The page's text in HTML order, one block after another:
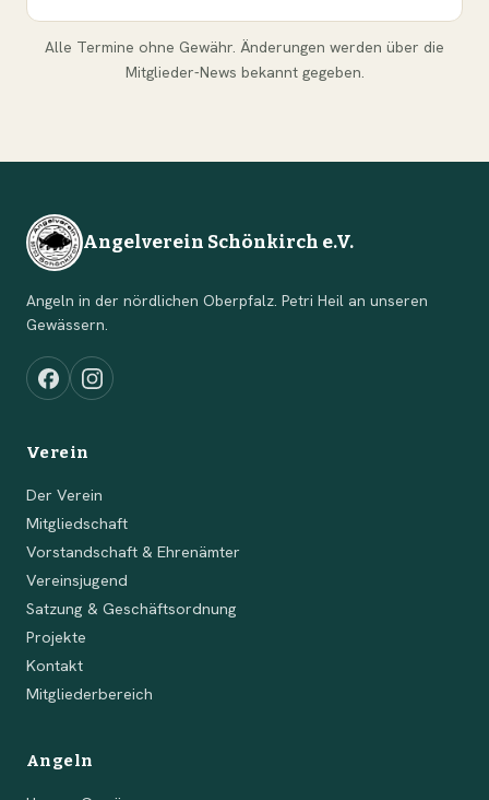
Alle Termine ohne Gewähr. Änderungen werden über die
Mitglieder-News bekannt gegeben.
Angelverein Schönkirch e.V.
Angeln in der nördlichen Oberpfalz. Petri Heil an unseren
Gewässern.
Verein
Der Verein
Mitgliedschaft
Vorstandschaft & Ehrenämter
Vereinsjugend
Satzung & Geschäftsordnung
Projekte
Kontakt
Mitgliederbereich
Angeln